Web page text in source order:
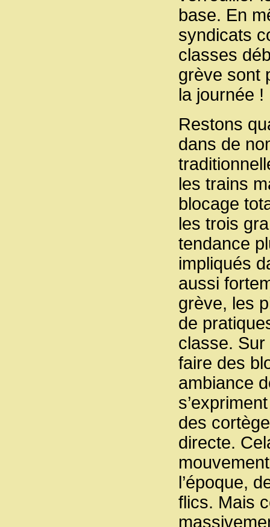
base. En
syndicats
classes
grève sont
la journée !
Restons
dans de
les trains
blocage
les trois
tendance
impliqués
aussi
grève, les
de
classe. Sur
faire des
ambiance
des
directe.
l’époque,
flics. Mais